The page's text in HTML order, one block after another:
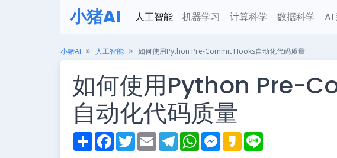
小猪AI 人工智能 机器学习 计算科学 数据科学 AI
小猪AI 人工智能 如何使用Python Pre-Commit Hooks自动化代码质量
如何使用Python Pre-
自动化代码质量
S
h
F
a
T
w
E
m
T
e
W
h
M
e
K
a